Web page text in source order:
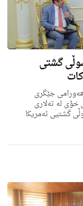
گشتی
ئەیلولی ٢٠١٩، هێمن هەورامی جێگری
خۆی له‌ ته‌لارى
گشتیی ئەمریکا